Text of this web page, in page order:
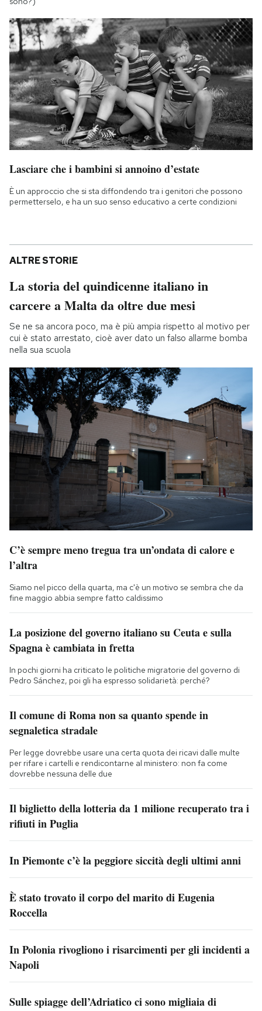
Lasciare che i bambini si annoino d’estate
È un approccio che si sta diffondendo tra i genitori che possono
permetterselo, e ha un suo senso educativo a certe condizioni
ALTRE STORIE
La storia del quindicenne italiano in
carcere a Malta da oltre due mesi
Se ne sa ancora poco, ma è più ampia rispetto al motivo per
cui è stato arrestato, cioè aver dato un falso allarme bomba
nella sua scuola
C’è sempre meno tregua tra un’ondata di calore e
l’altra
Siamo nel picco della quarta, ma c'è un motivo se sembra che da
fine maggio abbia sempre fatto caldissimo
La posizione del governo italiano su Ceuta e sulla
Spagna è cambiata in fretta
In pochi giorni ha criticato le politiche migratorie del governo di
Pedro Sánchez, poi gli ha espresso solidarietà: perché?
Il comune di Roma non sa quanto spende in
segnaletica stradale
Per legge dovrebbe usare una certa quota dei ricavi dalle multe
per rifare i cartelli e rendicontarne al ministero: non fa come
dovrebbe nessuna delle due
Il biglietto della lotteria da 1 milione recuperato tra i
rifiuti in Puglia
In Piemonte c’è la peggiore siccità degli ultimi anni
È stato trovato il corpo del marito di Eugenia
Roccella
In Polonia rivogliono i risarcimenti per gli incidenti a
Napoli
Sulle spiagge dell’Adriatico ci sono migliaia di